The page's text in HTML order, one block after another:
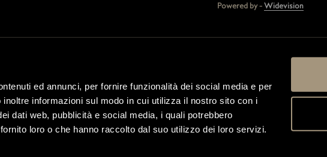
ed annunci, per fornire funzionalità dei social media e per
informazioni sul modo in cui utilizza il nostro sito con i
dati web, pubblicità e social media, i quali potrebbero
loro o che hanno raccolto dal suo utilizzo dei loro servizi.
Powered by - Widevision
GDS/IDS
Amadeus(1A)
Sabre(AA)
Galileo/Apollo(UA)
Chain Code
YX
BRINIH
A4124